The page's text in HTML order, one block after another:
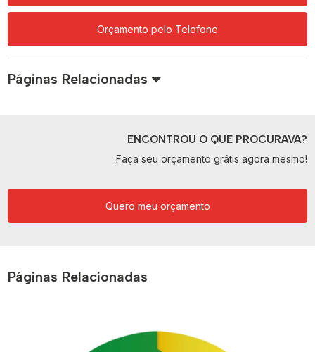
Orçamento pelo Telefone
Páginas Relacionadas
ENCONTROU O QUE PROCURAVA?
Faça seu orçamento grátis agora mesmo!
Quero meu orçamento
Páginas Relacionadas